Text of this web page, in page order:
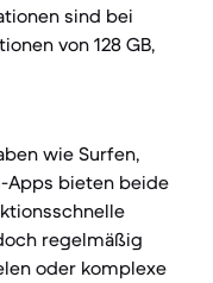
sind bei
von 128 GB,
wie Surfen,
Apps bieten beide
regelmäßig
oder komplexe